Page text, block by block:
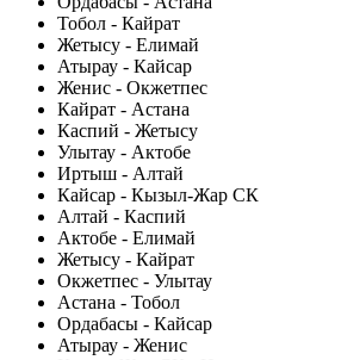
Тобол - Кайрат
Жетысу - Елимай
Атырау - Кайсар
Женис - Окжетпес
Кайрат - Астана
Каспий - Жетысу
Улытау - Актобе
Иртыш - Алтай
Кайсар - Кызыл-Жар СК
Алтай - Каспий
Актобе - Елимай
Жетысу - Кайрат
Окжетпес - Улытау
Астана - Тобол
Ордабасы - Кайсар
Атырау - Женис